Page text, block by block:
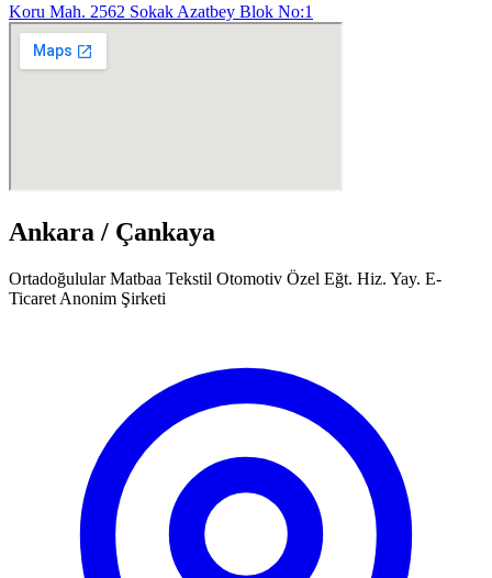
Koru Mah. 2562 Sokak Azatbey Blok No:1
Ankara / Çankaya
Ortadoğulular Matbaa Tekstil Otomotiv Özel Eğt. Hiz. Yay. E-
Ticaret Anonim Şirketi